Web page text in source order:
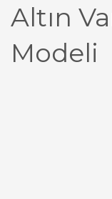
Altın
Modeli